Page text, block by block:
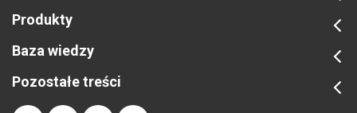
Produkty
Baza wiedzy
Pozostałe treści